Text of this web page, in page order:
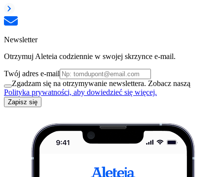
Newsletter
Otrzymuj Aleteia codziennie w swojej skrzynce e-mail.
Twój adres e-mail
Zgadzam się na otrzymywanie newslettera. Zobacz naszą
Polityka prywatności, aby dowiedzieć się więcej.
Zapisz się